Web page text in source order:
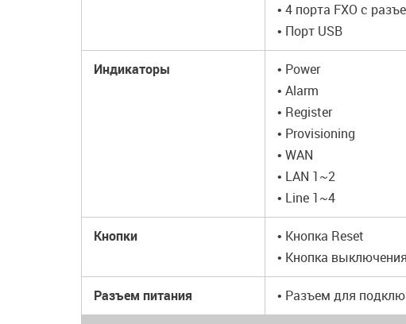
• 4 порта FXO с
• Порт USB
Индикаторы
• Power
• Alarm
• Register
• Provisioning
• WAN
• LAN 1~2
• Line 1~4
Кнопки
• Кнопка Reset
• Кнопка
Разъем питания • Разъем для